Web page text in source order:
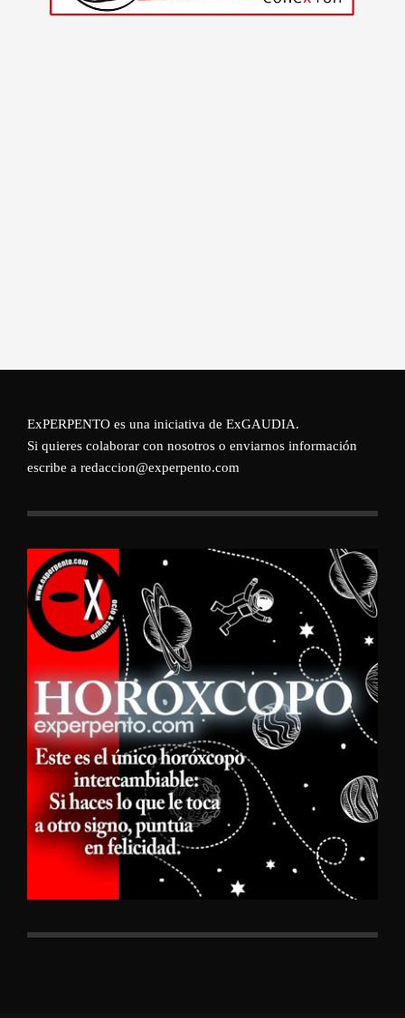
ExPERPENTO es una iniciativa de ExGAUDIA.
Si quieres colaborar con nosotros o enviarnos información
escribe a redaccion@experpento.com